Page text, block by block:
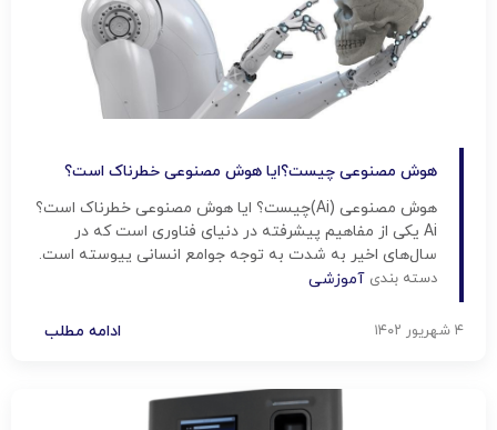
هوش مصنوعی چیست؟ایا هوش مصنوعی خطرناک است؟
هوش مصنوعی (Ai)چیست؟ ایا هوش مصنوعی خطرناک است؟
Ai یکی از مفاهیم پیشرفته در دنیای فناوری است که در
سال‌های اخیر به شدت به توجه جوامع انسانی پیوسته است.
از تحلیل داده‌ها تا خودروهای خودران، این فناوری چشم‌گیر به
کمک کرده است. این مقاله به بررسی […]
دسته بندی آموزشی
۴ شهریور ۱۴۰۲ ادامه مطلب